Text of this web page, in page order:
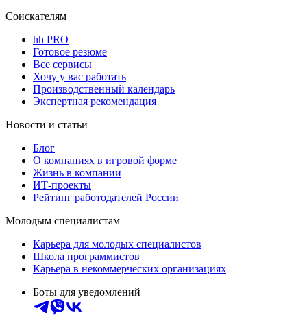
Соискателям
hh PRO
Готовое резюме
Все сервисы
Хочу у вас работать
Производственный календарь
Экспертная рекомендация
Новости и статьи
Блог
О компаниях в игровой форме
Жизнь в компании
ИТ-проекты
Рейтинг работодателей России
Молодым специалистам
Карьера для молодых специалистов
Школа программистов
Карьера в некоммерческих организациях
Боты для уведомлений